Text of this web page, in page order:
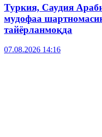
Туркия, Саудия
мудофаа
тайёрланмоқда
07.08.2026 14:16